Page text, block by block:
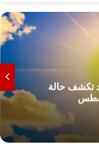
تكشف حالة